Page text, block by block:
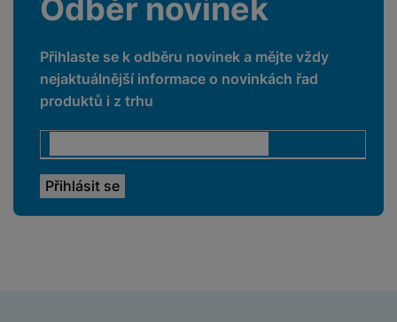
Odběr novinek
Přihlaste se k odběru novinek a mějte vždy
nejaktuálnější informace o novinkách řad
produktů i z trhu